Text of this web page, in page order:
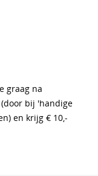
graag na
bij 'handige
en krijg € 10,-